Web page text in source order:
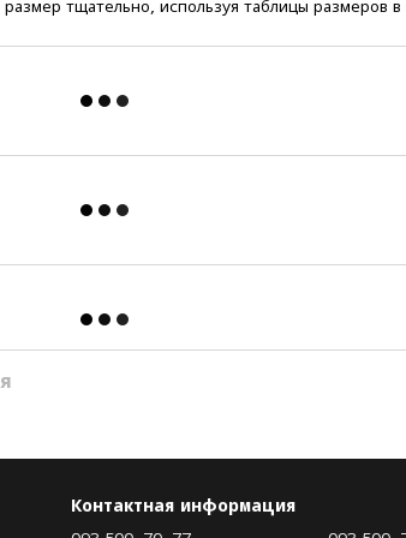
тщательно, используя таблицы размеров в
Контактная информация